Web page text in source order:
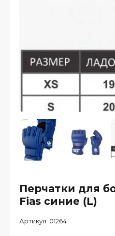
Перчатки для
Fias синие (L)
Артикул: 01264